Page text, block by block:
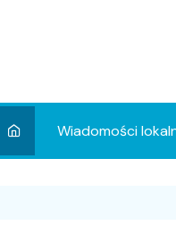
Wiadomości